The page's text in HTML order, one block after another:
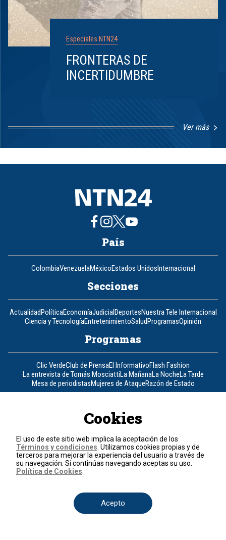
Especiales NTN24
FRONTERAS DE
INCERTIDUMBRE
Ver más
1
8
País
ColombiaVenezuelaMéxicoEstados UnidosInternacional
Secciones
ActualidadPolíticaEconomíaJudicialDeportesNuestra Tele Internacional
Ciencia y TecnologíaEntretenimientoSaludProgramasOpinión
Programas
Clic VerdeClub de PrensaEl InformativoFlash Fashion
La entrevista de Tomás MosciattiLa MañanaLa NocheLa Tarde
Mesa de periodistasMujeres de AtaqueRazón de Estado
Informe de sostenibilidadCódigo de autorregulación
Ventas InternacionalesLínea ÉticaPrensa RCNOBA
Visite también
Nuestra Tele Internacional
NovelasFides
Un producto de RCN Televisión
RCN Total
Cookies
El uso de este sitio web implica la aceptación de los
Términos y condiciones . Utilizamos cookies propias y de
terceros para mejorar la experiencia del usuario a través de
su navegación. Si continúas navegando aceptas su uso.
Política de Cookies
Acepto